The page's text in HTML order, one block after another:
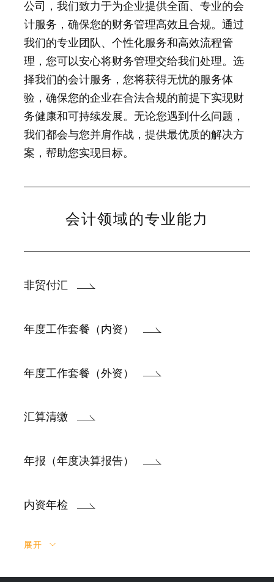
公司，我们致力于为企业提供全面、专业的会
计服务，确保您的财务管理高效且合规。通过
我们的专业团队、个性化服务和高效流程管
理，您可以安心将财务管理交给我们处理。选
择我们的会计服务，您将获得无忧的服务体
验，确保您的企业在合法合规的前提下实现财
务健康和可持续发展。无论您遇到什么问题，
我们都会与您并肩作战，提供最优质的解决方
案，帮助您实现目标。
会计领域的专业能力
非贸付汇
年度工作套餐（内资）
年度工作套餐（外资）
汇算清缴
年报（年度决算报告）
内资年检
展开